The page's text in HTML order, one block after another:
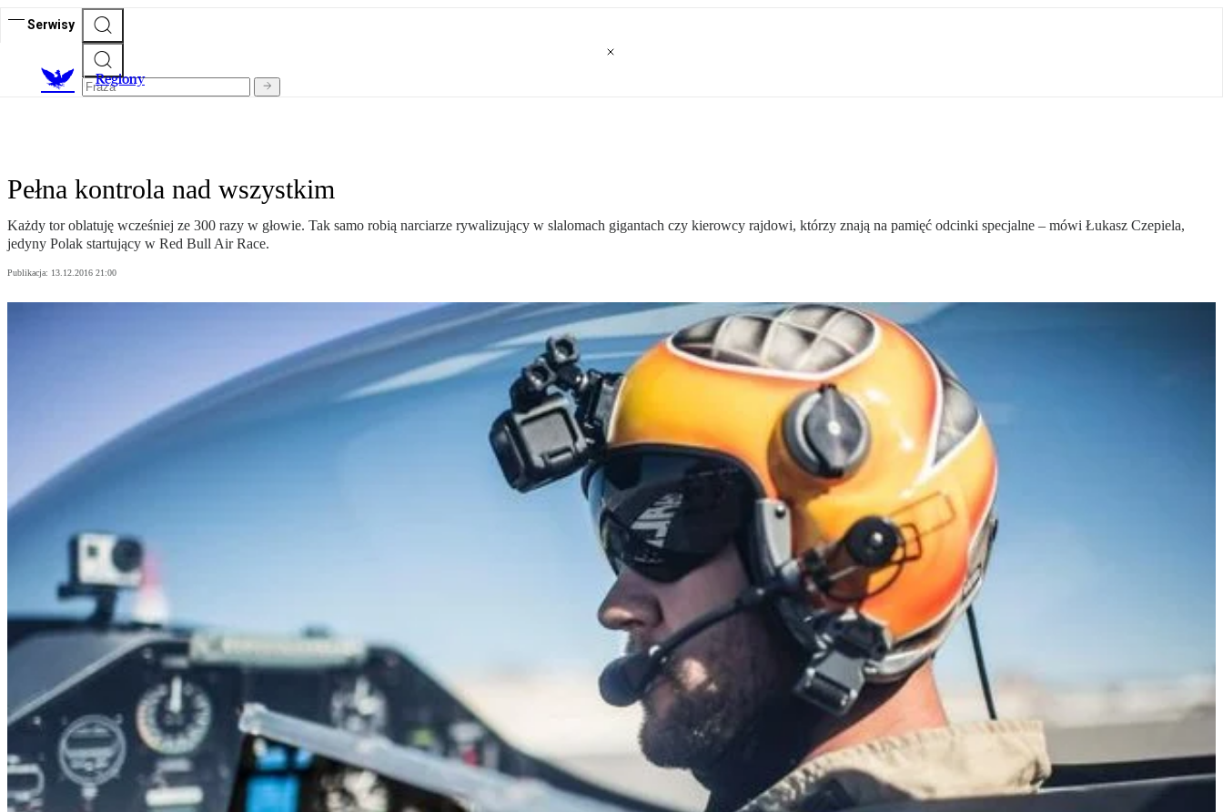
Serwisy
Regiony
Pełna kontrola nad wszystkim
Każdy tor oblatuję wcześniej ze 300 razy w głowie. Tak samo robią narciarze rywalizujący w slalomach gigantach czy kierowcy rajdowi, którzy znają na pamięć odcinki specjalne – mówi Łukasz Czepiela,
jedyny Polak startujący w Red Bull Air Race.
Publikacja: 13.12.2016 21:00